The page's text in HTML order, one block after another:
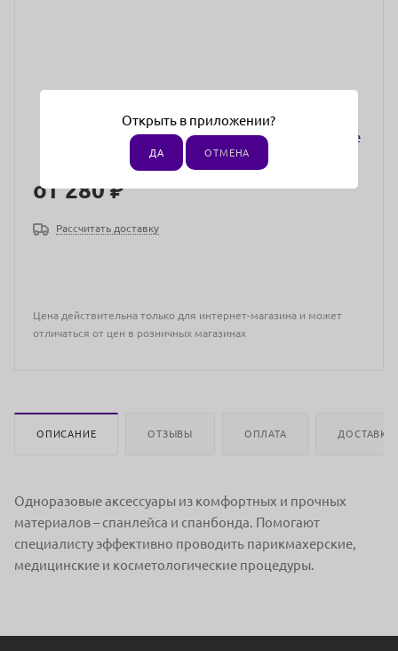
от280 ₽
Рассчитать доставку
Цена действительна только для интернет-магазина и может
отличаться от цен в розничных магазинах
ОПИСАНИЕ ОТЗЫВЫ ОПЛАТА ДОСТАВКА
Одноразовые аксессуары из комфортных и прочных
материалов – спанлейса и спанбонда. Помогают
специалисту эффективно проводить парикмахерские,
медицинские и косметологические процедуры.
Открыть в приложении?
ДА ОТМЕНА